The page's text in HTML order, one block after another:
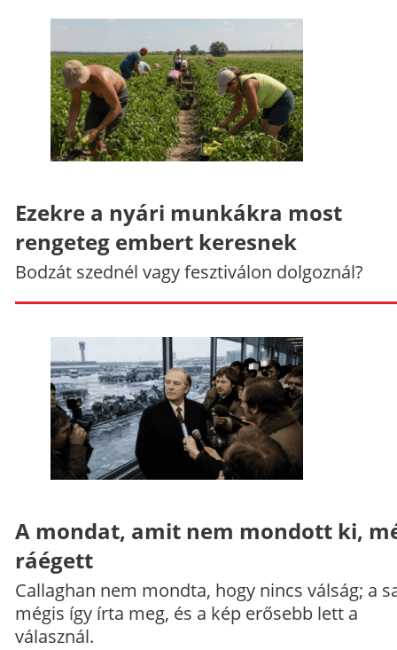
Ezekre a nyári munkákra most
rengeteg embert keresnek
Bodzát szednél vagy fesztiválon dolgoznál?
A mondat, amit nem mondott ki,
ráégett
Callaghan nem mondta, hogy nincs válság; a
mégis így írta meg, és a kép erősebb lett a
válasznál.